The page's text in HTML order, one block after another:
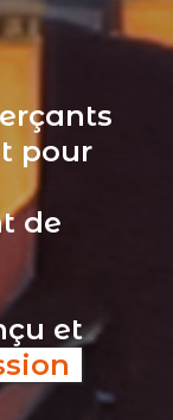
pour
de
et